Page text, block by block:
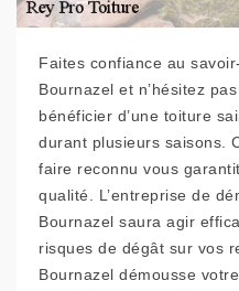
Faites confiance au
Bournazel et n’hésitez
bénéficier d’une toiture
durant plusieurs saisons.
faire reconnu vous
qualité. L’entreprise de
Bournazel saura agir
risques de dégât sur vos
Bournazel démousse